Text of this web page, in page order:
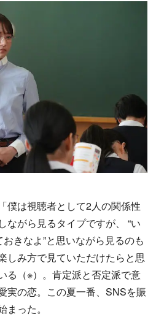
僕は視聴者として2人の関係性
ながら見るタイプですが、 “い
きなよ”と思いながら見るのも
しみ方で見ていただけたらと思
る（※）。肯定派と否定派で意
実の恋。この夏一番、SNSを賑
った。